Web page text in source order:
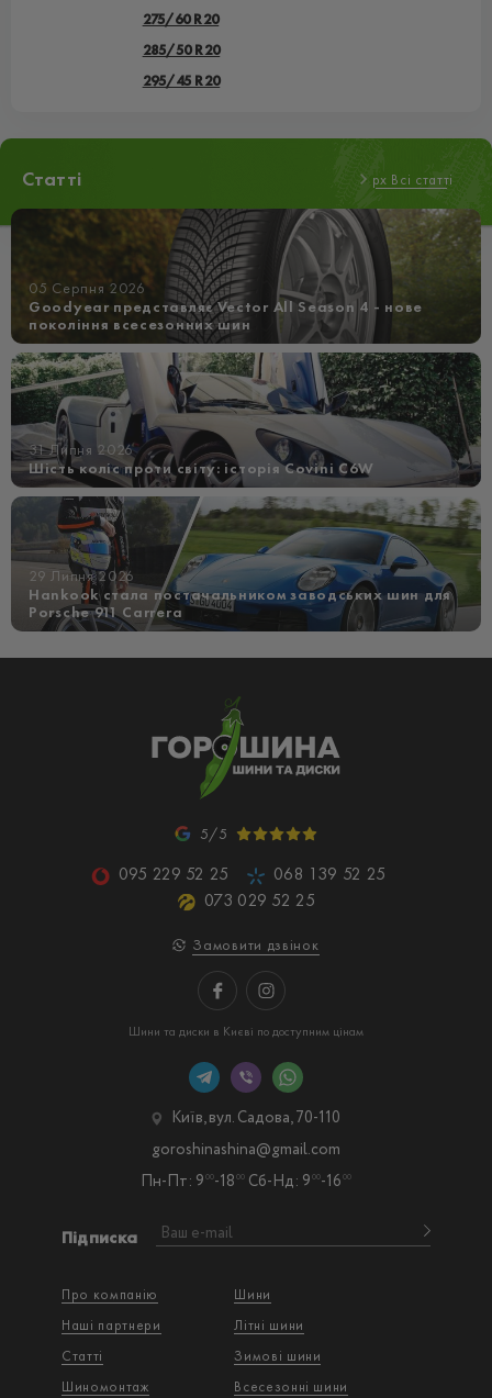
275/60 R20
285/50 R20
295/45 R20
Статті px Всі статті
05 Серпня 2026
Goodyear представляє Vector All Season 4 - нове
покоління всесезонних шин
31 Липня 2026
Шість коліс проти світу: історія Covini C6W
29 Липня 2026
Hankook стала постачальником заводських шин для
Porsche 911 Carrera
5/5
095 229 52 25
068 139 52 25
073 029 52 25
Замовити дзвінок
Шини та диски в Києві по доступним цінам
Про компанію
Наші партнери
Статті
Шиномонтаж
Шини
Літні шини
Зимові шини
Всесезонні шини
Підписка
Київ, вул. Садова, 70-110
Пн-Пт: 9 00-18 00 Сб-Нд: 9 00-16 00
goroshinashina@gmail.com